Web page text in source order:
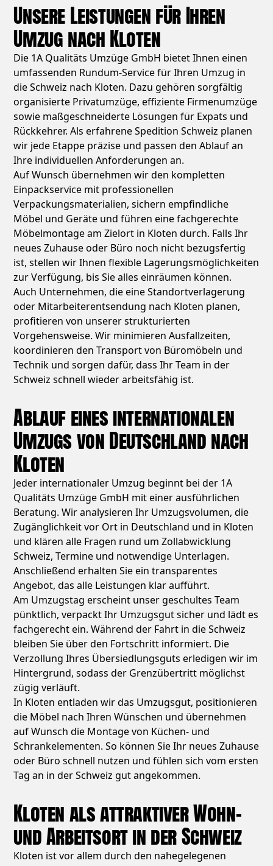
Unsere Leistungen für Ihren
Umzug nach Kloten
Die 1A Qualitäts Umzüge GmbH bietet Ihnen einen
umfassenden Rundum-Service für Ihren Umzug in
die Schweiz nach Kloten. Dazu gehören sorgfältig
organisierte Privatumzüge, effiziente Firmenumzüge
sowie maßgeschneiderte Lösungen für Expats und
Rückkehrer. Als erfahrene Spedition Schweiz planen
wir jede Etappe präzise und passen den Ablauf an
Ihre individuellen Anforderungen an.
Auf Wunsch übernehmen wir den kompletten
Einpackservice mit professionellen
Verpackungsmaterialien, sichern empfindliche
Möbel und Geräte und führen eine fachgerechte
Möbelmontage am Zielort in Kloten durch. Falls Ihr
neues Zuhause oder Büro noch nicht bezugsfertig
ist, stellen wir Ihnen flexible Lagerungsmöglichkeiten
zur Verfügung, bis Sie alles einräumen können.
Auch Unternehmen, die eine Standortverlagerung
oder Mitarbeiterentsendung nach Kloten planen,
profitieren von unserer strukturierten
Vorgehensweise. Wir minimieren Ausfallzeiten,
koordinieren den Transport von Büromöbeln und
Technik und sorgen dafür, dass Ihr Team in der
Schweiz schnell wieder arbeitsfähig ist.
Ablauf eines internationalen
Umzugs von Deutschland nach
Kloten
Jeder internationaler Umzug beginnt bei der 1A
Qualitäts Umzüge GmbH mit einer ausführlichen
Beratung. Wir analysieren Ihr Umzugsvolumen, die
Zugänglichkeit vor Ort in Deutschland und in Kloten
und klären alle Fragen rund um Zollabwicklung
Schweiz, Termine und notwendige Unterlagen.
Anschließend erhalten Sie ein transparentes
Angebot, das alle Leistungen klar aufführt.
Am Umzugstag erscheint unser geschultes Team
pünktlich, verpackt Ihr Umzugsgut sicher und lädt es
fachgerecht ein. Während der Fahrt in die Schweiz
bleiben Sie über den Fortschritt informiert. Die
Verzollung Ihres Übersiedlungsguts erledigen wir im
Hintergrund, sodass der Grenzübertritt möglichst
zügig verläuft.
In Kloten entladen wir das Umzugsgut, positionieren
die Möbel nach Ihren Wünschen und übernehmen
auf Wunsch die Montage von Küchen- und
Schrankelementen. So können Sie Ihr neues Zuhause
oder Büro schnell nutzen und fühlen sich vom ersten
Tag an in der Schweiz gut angekommen.
Kloten als attraktiver Wohn-
und Arbeitsort in der Schweiz
Kloten ist vor allem durch den nahegelegenen